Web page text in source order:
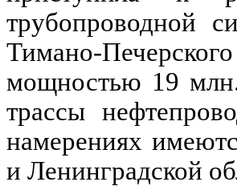
трубопроводной
Тимано-
мощностью 19
трассы
намерениях
и Ленинградской